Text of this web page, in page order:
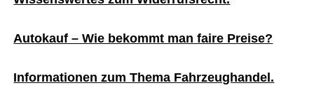
Autokauf – Wie bekommt man faire Preise?
Informationen zum Thema Fahrzeughandel.